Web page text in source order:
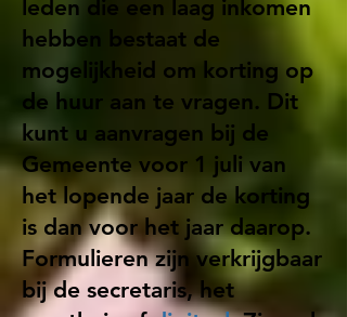
leden die een laag inkomen
hebben bestaat de
mogelijkheid om korting op
de huur aan te vragen. Dit
kunt u aanvragen bij de
Gemeente voor 1 juli van
het lopende jaar de korting
is dan voor het jaar daarop.
Formulieren zijn verkrijgbaar
bij de secretaris, het